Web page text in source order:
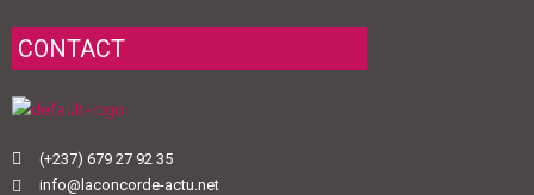
CONTACT
(+237) 679 27 92 35
info@laconcorde-actu.net